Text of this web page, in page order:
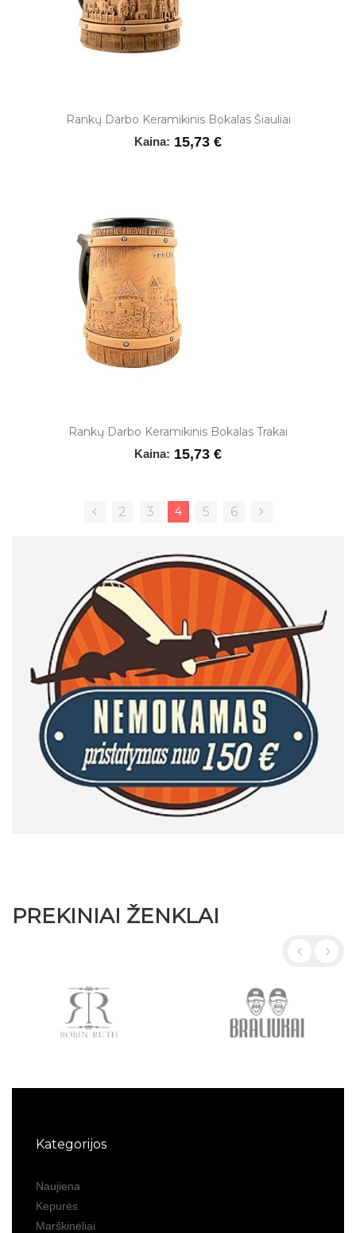
Rankų Darbo Keramikinis Bokalas Šiauliai
Kaina: 15,73 €
Rankų Darbo Keramikinis Bokalas Trakai
Kaina: 15,73 €
2 3 4 5 6
PREKINIAI ŽENKLAI
Kategorijos
Naujiena
Kepurės
Marškinėliai